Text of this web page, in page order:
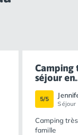
Camping
séjour
5/5
Séjour
Camping
famille